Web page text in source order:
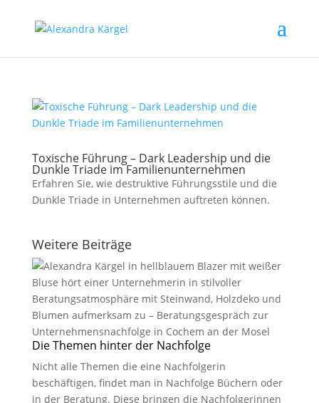
Toxische Führung – Dark Leadership und die
Dunkle Triade im Familienunternehmen
Erfahren Sie, wie destruktive Führungsstile und die
Dunkle Triade in Unternehmen auftreten können.
Weitere Beiträge
Die Themen hinter der Nachfolge
Nicht alle Themen die eine Nachfolgerin
beschäftigen, findet man in Nachfolge Büchern oder
in der Beratung. Diese bringen die Nachfolgerinnen